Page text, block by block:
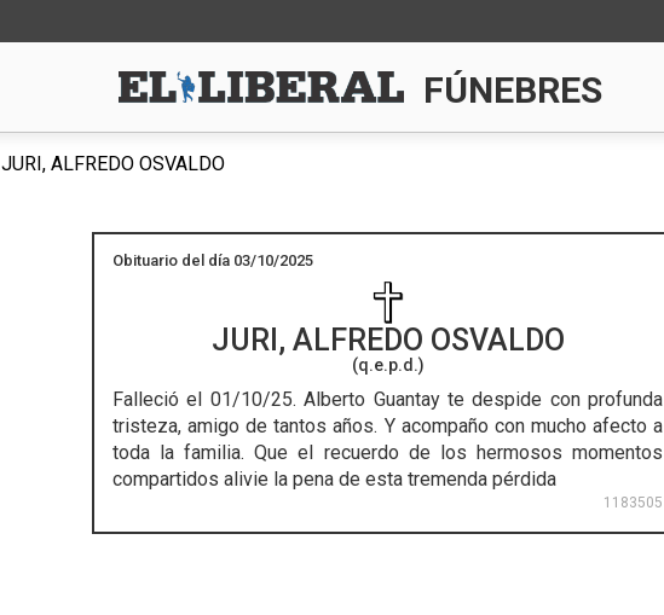
FÚNEBRES
JURI, ALFREDO OSVALDO
Obituario del día 03/10/2025
JURI, ALFREDO OSVALDO
(q.e.p.d.)
Falleció el 01/10/25. Alberto Guantay te despide con profunda
tristeza, amigo de tantos años. Y acompaño con mucho afecto a
toda la familia. Que el recuerdo de los hermosos momentos
compartidos alivie la pena de esta tremenda pérdida
1183505